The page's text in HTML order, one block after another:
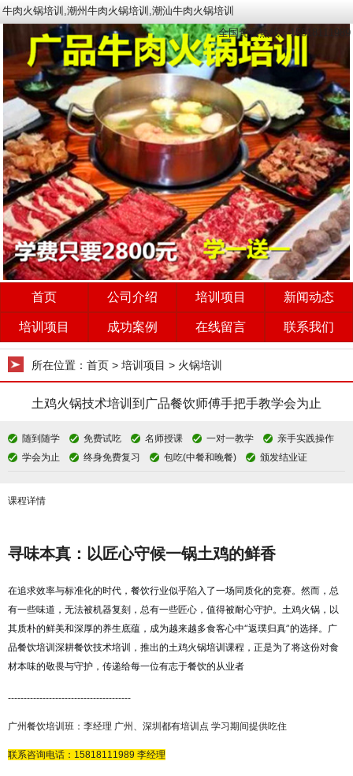
牛肉火锅培训,潮州牛肉火锅培训,潮汕牛肉火锅培训
全国免费热线：15818111989
首页 公司介绍 培训项目 新闻动态
培训项目 成功案例 在线留言 联系我们
所在位置： 首页 > 培训项目 > 火锅培训
土鸡火锅技术培训到广品餐饮师傅手把手教学会为止
随到随学 免费试吃 名师授课 一对一教学
亲手实践操作
学会为止
终身免费复习 包吃(中餐和晚餐) 颁发结业证
课程详情
寻味本真：以匠心守候一锅土鸡的鲜香
在追求效率与标准化的时代，餐饮行业似乎陷入了一场同质化的竞赛。然而，总
有一些味道，无法被机器复刻，总有一些匠心，值得被耐心守护。土鸡火锅，以
其质朴的鲜美和深厚的养生底蕴，成为越来越多食客心中“返璞归真”的选择。广
品餐饮培训深耕餐饮技术培训，推出的土鸡火锅培训课程，正是为了将这份对食
材本味的敬畏与守护，传递给每一位有志于餐饮的从业者
---------------------------------------
广州餐饮培训班：李经理 广州、深圳都有培训点 学习期间提供吃住
联系咨询电话： 15818111989 李经理